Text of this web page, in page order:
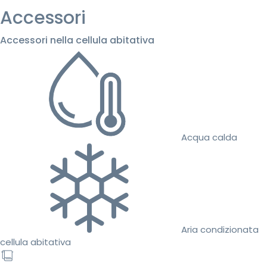
Accessori
Accessori nella cellula abitativa
Acqua calda
Aria condizionata
cellula abitativa